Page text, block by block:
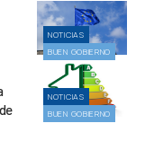
NOTICIAS
BUEN GOBIERNO
NOTICIAS
BUEN GOBIERNO